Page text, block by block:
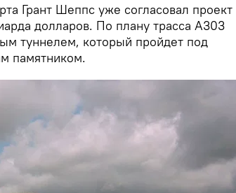
Грант Шеппс уже согласовал проект
долларов. По плану трасса A303
туннелем, который пройдет под
памятником.